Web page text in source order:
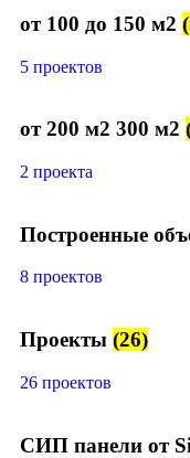
от 100 до 150 м2
5 проектов
от 200 м2 300 м2
2 проекта
Построенные
8 проектов
Проекты (26)
26 проектов
СИП панели от